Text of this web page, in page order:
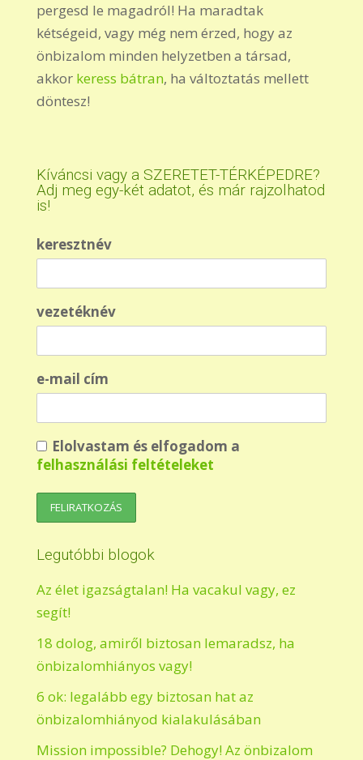
pergesd le magadról! Ha maradtak
kétségeid, vagy még nem érzed, hogy az
önbizalom minden helyzetben a társad,
akkor keress bátran, ha változtatás mellett
döntesz!
Kíváncsi vagy a SZERETET-TÉRKÉPEDRE?
Adj meg egy-két adatot, és már rajzolhatod
is!
keresztnév
vezetéknév
e-mail cím
Elolvastam és elfogadom a
felhasználási feltételeket
Legutóbbi blogok
Az élet igazságtalan! Ha vacakul vagy, ez
segít!
18 dolog, amiről biztosan lemaradsz, ha
önbizalomhiányos vagy!
6 ok: legalább egy biztosan hat az
önbizalomhiányod kialakulásában
Mission impossible? Dehogy! Az önbizalom